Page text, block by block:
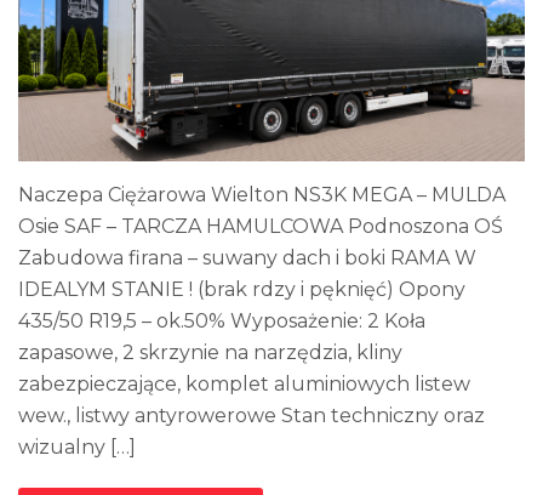
Naczepa Ciężarowa Wielton NS3K MEGA – MULDA
Osie SAF – TARCZA HAMULCOWA Podnoszona OŚ
Zabudowa firana – suwany dach i boki RAMA W
IDEALYM STANIE ! (brak rdzy i pęknięć) Opony
435/50 R19,5 – ok.50% Wyposażenie: 2 Koła
zapasowe, 2 skrzynie na narzędzia, kliny
zabezpieczające, komplet aluminiowych listew
wew., listwy antyrowerowe Stan techniczny oraz
wizualny […]